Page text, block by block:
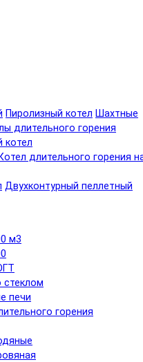
Пиролизный котел Шахтные
длительного горения
котел
Котел длительного горения
Двухконтурный пеллетный
м3
стеклом
печи
горения